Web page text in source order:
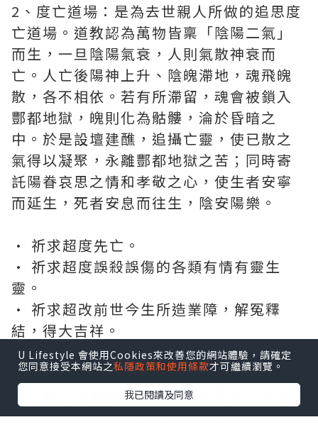
2、度亡道場：是為去世親人所做的追思度
亡道場。道教認為萬物皆稟「陰陽二氣」
而生，一旦陰陽氣衰，人則氣散神衰而
亡。人亡後陽神上升、陰魄滯地，魂飛魄
散，各不相依。若有所滯留，魂會被鎖入
酆都地獄，魄則化為骷髏，淪於昏暗之
中。於是設壇建醮，追攝亡靈，使已散之
氣得以凝聚，永離酆都地獄之苦；同時寄
託陽眷哀思之情和孝敬之心，使生者安寧
而延生，死者安息而往生，陰安陽樂。
• 祈求超度先亡。
• 祈求超度誤殺誤傷的各類有情有靈生
靈。
• 祈求超改前世今生所造業障，解冤釋
結，得大吉祥。
• 超度靈嬰： 懷孕後不能順產成人而夭折
的嬰兒（不論成形與否，包含流產、打胎
等）稱之為靈嬰。牠們會因不能成人而怨
氣特大，從而造成諸多不良影響。
U Lifestyle 會使用Cookies來改善您的網站體驗，請確定
您同意接受本網站之私隱政策和使用條款才可繼續瀏覽。
我已閱讀及同意